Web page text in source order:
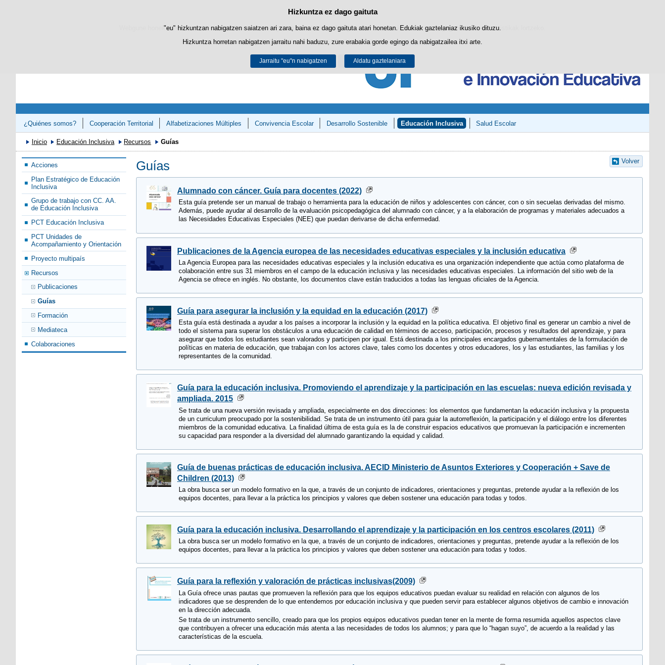
Cookie politika
Webgune honek berezko cookie-ak erabiltzen ditu nabigazioa errazteko eta hirugarrenen cookie-ak erabilera- eta gogobetetasun-estatistikak lortzeko.
Informazio gehiago lor dezakezu gure "Cookie-ak" atalean,legezko oharrean.
Onartu Ukatu
Hizkuntza ez dago gaituta
"eu" hizkuntzan nabigatzen saiatzen ari zara, baina ez dago gaituta atari honetan. Edukiak gaztelaniaz ikusiko dituzu.
Hizkuntza horretan nabigatzen jarraitu nahi baduzu, zure erabakia gorde egingo da nabigatzailea itxi arte.
Jarraitu "eu"n nabigatzen Aldatu gaztelaniara
Edukira salto egin
¿Quiénes somos? Cooperación Territorial Alfabetizaciones Múltiples Convivencia Escolar Desarrollo Sostenible Educación Inclusiva Salud Escolar
Congreso «Avanzando en el Refuerzo de la Competencias Lectora y Matemáticas»
Inicio Educación Inclusiva Recursos Guías
Acciones
Plan Estratégico de Educación
Inclusiva
Grupo de trabajo con CC. AA.
de Educación Inclusiva
PCT Educación Inclusiva
PCT Unidades de
Acompañamiento y Orientación
Proyecto multipaís
Recursos
Publicaciones
Guías
Formación
Mediateca
Colaboraciones
Volver
Guías
Alumnado con cáncer. Guía para docentes (2022)
Esta guía pretende ser un manual de trabajo o herramienta para la educación de niños y adolescentes con cáncer, con o sin secuelas derivadas del mismo.
Además, puede ayudar al desarrollo de la evaluación psicopedagógica del alumnado con cáncer, y a la elaboración de programas y materiales adecuados a
las Necesidades Educativas Especiales (NEE) que puedan derivarse de dicha enfermedad.
Publicaciones de la Agencia europea de las necesidades educativas especiales y la inclusión educativa
La Agencia Europea para las necesidades educativas especiales y la inclusión educativa es una organización independiente que actúa como plataforma de
colaboración entre sus 31 miembros en el campo de la educación inclusiva y las necesidades educativas especiales. La información del sitio web de la
Agencia se ofrece en inglés. No obstante, los documentos clave están traducidos a todas las lenguas oficiales de la Agencia.
Guía para asegurar la inclusión y la equidad en la educación (2017)
Esta guía está destinada a ayudar a los países a incorporar la inclusión y la equidad en la política educativa. El objetivo final es generar un cambio a nivel de
todo el sistema para superar los obstáculos a una educación de calidad en términos de acceso, participación, procesos y resultados del aprendizaje, y para
asegurar que todos los estudiantes sean valorados y participen por igual. Está destinada a los principales encargados gubernamentales de la formulación de
políticas en materia de educación, que trabajan con los actores clave, tales como los docentes y otros educadores, los y las estudiantes, las familias y los
representantes de la comunidad.
Guía para la educación inclusiva. Promoviendo el aprendizaje y la participación en las escuelas: nueva edición revisada y
ampliada. 2015
Se trata de una nueva versión revisada y ampliada, especialmente en dos direcciones: los elementos que fundamentan la educación inclusiva y la propuesta
de un curriculum preocupado por la sostenibilidad. Se trata de un instrumento útil para guiar la autorreflexión, la participación y el diálogo entre los diferentes
miembros de la comunidad educativa. La finalidad última de esta guía es la de construir espacios educativos que promuevan la participación e incrementen
su capacidad para responder a la diversidad del alumnado garantizando la equidad y calidad.
Guía de buenas prácticas de educación inclusiva. AECID Ministerio de Asuntos Exteriores y Cooperación + Save de
Children (2013)
La obra busca ser un modelo formativo en la que, a través de un conjunto de indicadores, orientaciones y preguntas, pretende ayudar a la reflexión de los
equipos docentes, para llevar a la práctica los principios y valores que deben sostener una educación para todas y todos.
Guía para la educación inclusiva. Desarrollando el aprendizaje y la participación en los centros escolares (2011)
La obra busca ser un modelo formativo en la que, a través de un conjunto de indicadores, orientaciones y preguntas, pretende ayudar a la reflexión de los
equipos docentes, para llevar a la práctica los principios y valores que deben sostener una educación para todas y todos.
Guía para la reflexión y valoración de prácticas inclusivas(2009)
La Guía ofrece unas pautas que promueven la reflexión para que los equipos educativos puedan evaluar su realidad en relación con algunos de los
indicadores que se desprenden de lo que entendemos por educación inclusiva y que pueden servir para establecer algunos objetivos de cambio e innovación
en la dirección adecuada.
Se trata de un instrumento sencillo, creado para que los propios equipos educativos puedan tener en la mente de forma resumida aquellos aspectos clave
que contribuyen a ofrecer una educación más atenta a las necesidades de todos los alumnos; y para que lo “hagan suyo”, de acuerdo a la realidad y las
características de la escuela.